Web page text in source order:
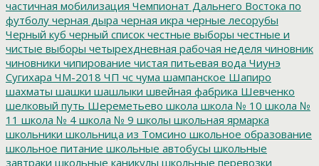
частичная мобилизация Чемпионат Дальнего Востока по
футболу черная дыра черная икра черные лесорубы
Черный куб черный список честные выборы честные и
чистые выборы четырехдневная рабочая неделя чиновник
чиновники чипирование чистая питьевая вода Чиунэ
Сугихара ЧМ-2018 ЧП чс чума шампанское Шапиро
шахматы шашки шашлыки швейная фабрика Шевченко
шелковый путь Шереметьево школа школа № 10 школа №
11 школа № 4 школа № 9 школы школьная ярмарка
школьники школьница из Томсино школьное образование
школьное питание школьные автобусы школьные
завтраки школьные каникулы школьные перевозки